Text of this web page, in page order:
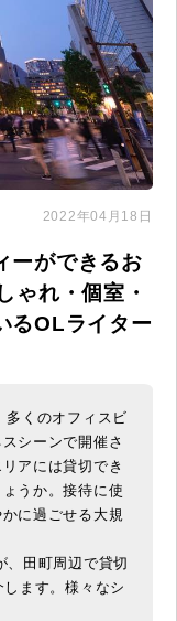
2022年04月18日
ーができるお
ゃれ・個室・
るOLライター
多くのオフィスビ
シーンで開催さ
アには貸切でき
うか。接待に使
に過ごせる大規
、田町周辺で貸切
ます。様々なシ